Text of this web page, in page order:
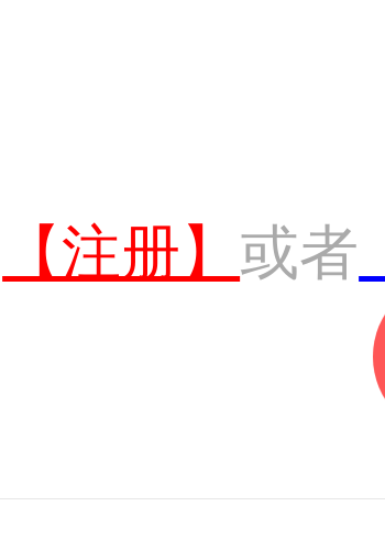
【注册】 或者